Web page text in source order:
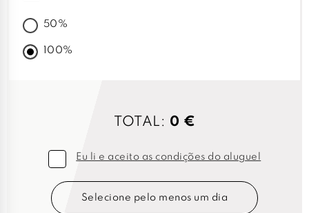
50%
100%
TOTAL: 0 €
Eu li e aceito as condições do aluguel
Selecione pelo menos um dia